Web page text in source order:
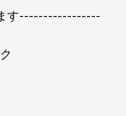
す-----------------